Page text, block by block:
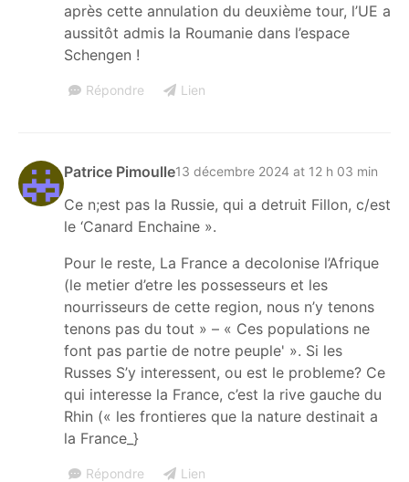
après cette annulation du deuxième tour, l’UE a
aussitôt admis la Roumanie dans l’espace
Schengen !
Répondre Lien
Patrice Pimoulle13 décembre 2024 at 12 h 03 min
Ce n;est pas la Russie, qui a detruit Fillon, c/est
le ‘Canard Enchaine ».
Pour le reste, La France a decolonise l’Afrique
(le metier d’etre les possesseurs et les
nourrisseurs de cette region, nous n’y tenons
tenons pas du tout » – « Ces populations ne
font pas partie de notre peuple' ». Si les
Russes S’y interessent, ou est le probleme? Ce
qui interesse la France, c’est la rive gauche du
Rhin (« les frontieres que la nature destinait a
la France_}
Répondre Lien